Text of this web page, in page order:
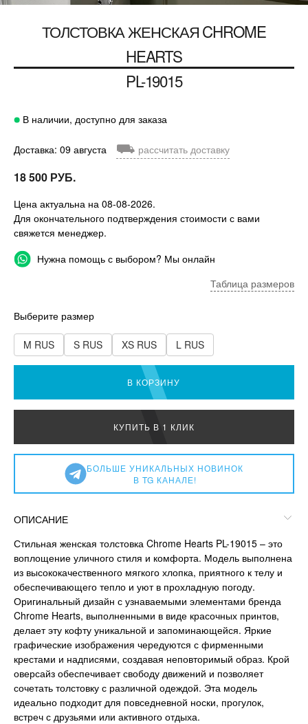
ТОЛСТОВКА ЖЕНСКАЯ CHROME
HEARTS
PL-19015
В наличии, доступно для заказа
Доставка: 09 августа ⛟ рассчитать доставку
18 500 РУБ.
Цена актуальна на 08-08-2026.
Для окончательного подтверждения стоимости с вами
свяжется менеджер.
Нужна помощь с выбором? Мы онлайн
Таблица размеров
Выберите размер
M RUS S RUS XS RUS L RUS
В КОРЗИНУ
КУПИТЬ В 1 КЛИК
БОЛЬШЕ УНИКАЛЬНЫХ НОВИНОК
В TG КАНАЛЕ!
ОПИСАНИЕ
Стильная женская толстовка Chrome Hearts PL-19015 – это
воплощение уличного стиля и комфорта. Модель выполнена
из высококачественного мягкого хлопка, приятного к телу и
обеспечивающего тепло и уют в прохладную погоду.
Оригинальный дизайн с узнаваемыми элементами бренда
Chrome Hearts, выполненными в виде красочных принтов,
делает эту кофту уникальной и запоминающейся. Яркие
графические изображения чередуются с фирменными
крестами и надписями, создавая неповторимый образ. Крой
оверсайз обеспечивает свободу движений и позволяет
сочетать толстовку с различной одеждой. Эта модель
идеально подходит для повседневной носки, прогулок,
встреч с друзьями или активного отдыха.